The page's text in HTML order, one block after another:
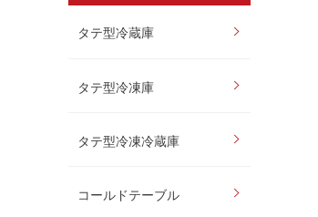
タテ型冷蔵庫
タテ型冷凍庫
タテ型冷凍冷蔵庫
コールドテーブル